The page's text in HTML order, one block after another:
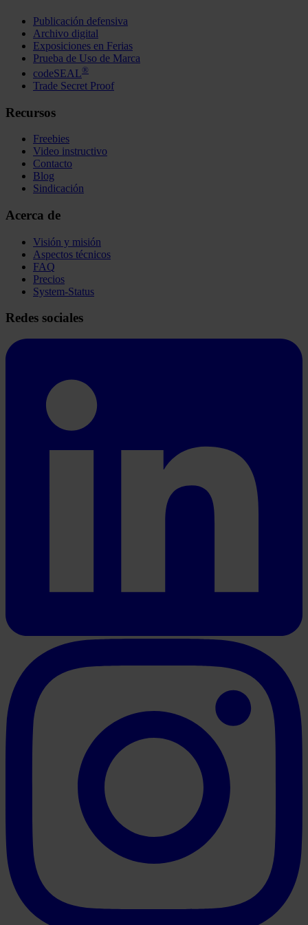
Publicación defensiva
Archivo digital
Exposiciones en Ferias
Prueba de Uso de Marca
codeSEAL®
Trade Secret Proof
Recursos
Freebies
Video instructivo
Contacto
Blog
Sindicación
Acerca de
Visión y misión
Aspectos técnicos
FAQ
Precios
System-Status
Redes sociales